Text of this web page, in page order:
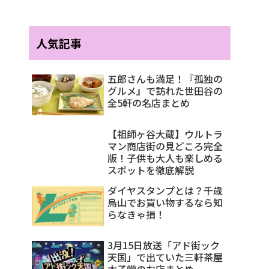
人気記事
五郎さんも満足！『孤独の
グルメ』で訪れた世田谷の
全5軒の名店まとめ
【祖師ヶ谷大蔵】ウルトラ
マン商店街の見どころ完全
版！子供も大人も楽しめる
スポットを徹底解説
ダイヤスタンプとは？千歳
烏山でお買い物するなら知
らなきゃ損！
3月15日放送「アド街ック
天国」で出ていた三軒茶屋